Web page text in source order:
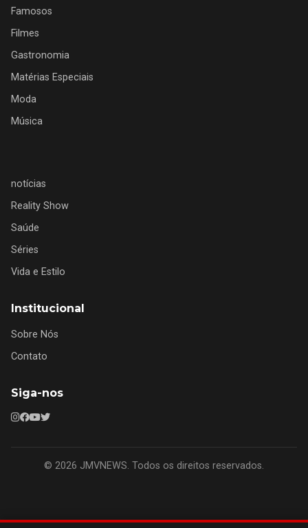
Famosos
Filmes
Gastronomia
Matérias Especiais
Moda
Música
notícias
Reality Show
Saúde
Séries
Vida e Estilo
Institucional
Sobre Nós
Contato
Siga-nos
© 2026 JMVNEWS. Todos os direitos reservados.